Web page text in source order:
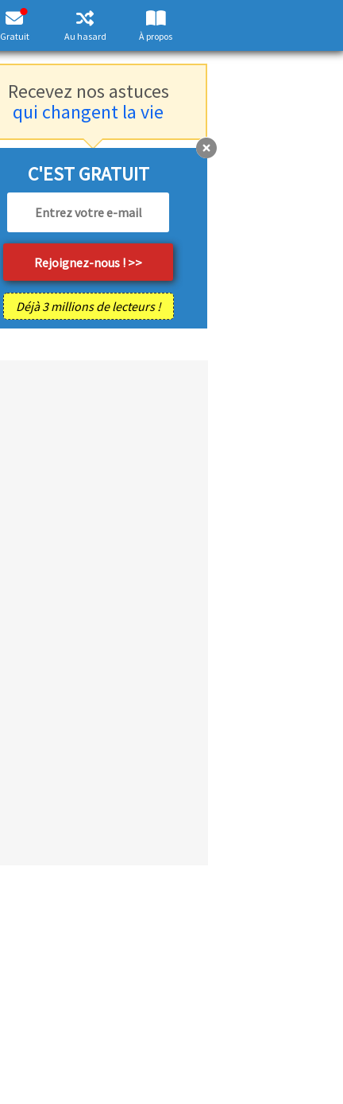
Gratuit Au hasard À propos
Recevez nos astuces
qui changent la vie
C'EST GRATUIT
Déjà 3 millions de lecteurs !